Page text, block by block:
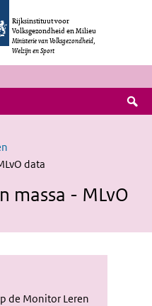
Rijksinstituut voor
Volksgezondheid en Milieu
Ministerie van Volksgezondheid,
Welzijn en Sport
data
massa - MLvO
de Monitor Leren